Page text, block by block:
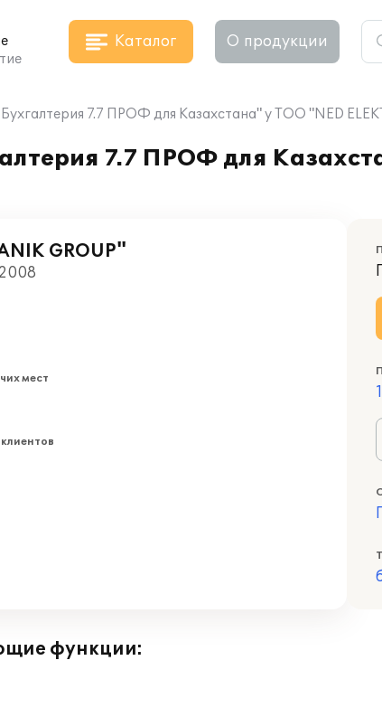
Каталог О продукции
7.7 ПРОФ для Казахстана" у ТОО "NED
7.7 ПРОФ для
GROUP"
мест
функции: